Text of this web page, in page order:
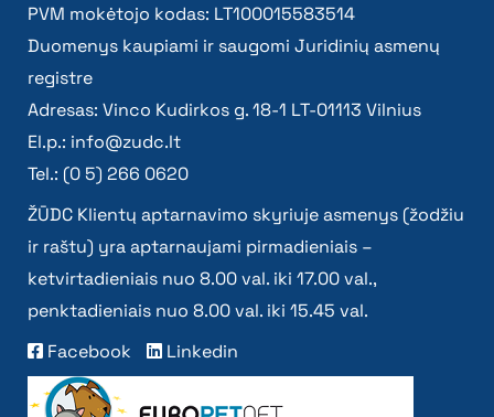
PVM mokėtojo kodas: LT100015583514
Duomenys kaupiami ir saugomi Juridinių asmenų
registre
Adresas: Vinco Kudirkos g. 18-1 LT-01113 Vilnius
El.p.: info@zudc.lt
Tel.: (0 5) 266 0620
ŽŪDC Klientų aptarnavimo skyriuje asmenys (žodžiu
ir raštu) yra aptarnaujami pirmadieniais –
ketvirtadieniais nuo 8.00 val. iki 17.00 val.,
penktadieniais nuo 8.00 val. iki 15.45 val.
Facebook
Linkedin